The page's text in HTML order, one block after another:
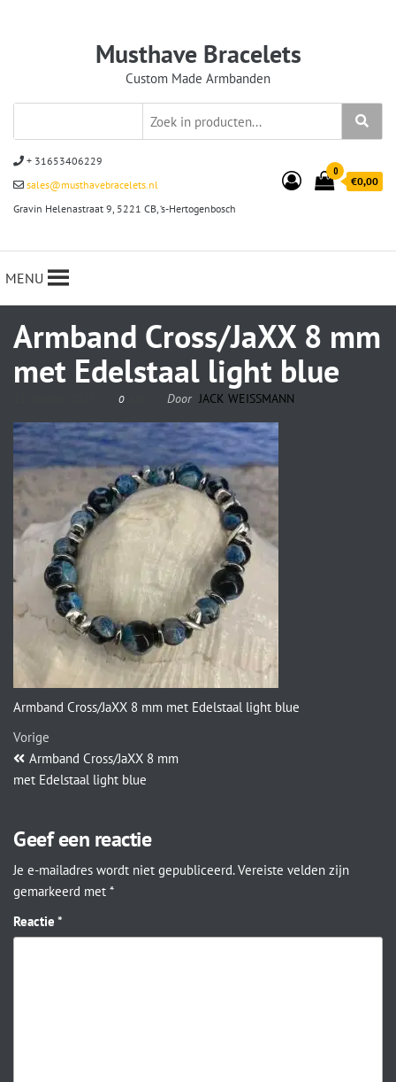
Musthave Bracelets
Custom Made Armbanden
+ 31653406229
sales@musthavebracelets.nl
Gravin Helenastraat 9, 5221 CB, ‘s-Hertogenbosch
0
€0,00
MENU
Armband Cross/JaXX 8 mm
met Edelstaal light blue
0 Door JACK WEISSMANN
Armband Cross/JaXX 8 mm met Edelstaal light blue
Vorige
Armband Cross/JaXX 8 mm
met Edelstaal light blue
Geef een reactie
Je e-mailadres wordt niet gepubliceerd. Vereiste velden zijn
gemarkeerd met *
Reactie *